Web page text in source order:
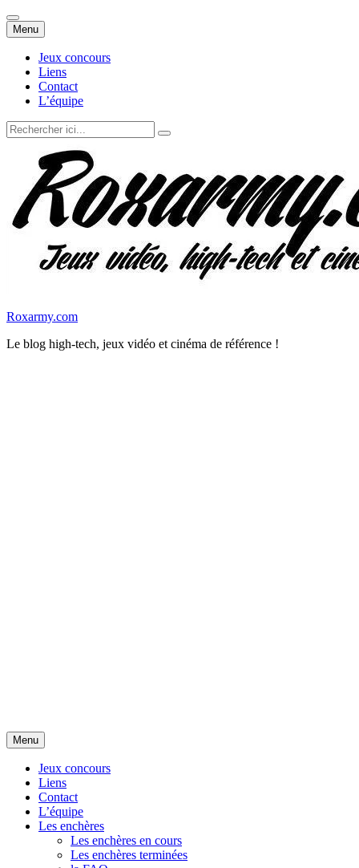
Menu Aller
au
contenu
Jeux concours
Liens
Contact
L’équipe
Recherche
pour
Roxarmy.com
Le blog high-tech, jeux vidéo et cinéma de référence !
Menu Aller
au
contenu
Jeux concours
Liens
Contact
L’équipe
Les enchères
Les enchères en cours
Les enchères terminées